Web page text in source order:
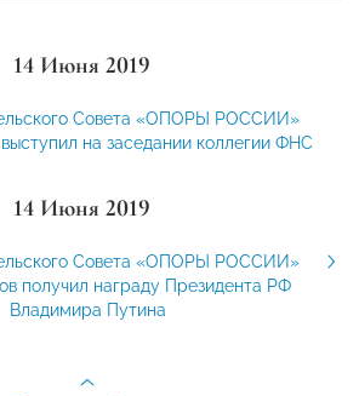
14 Июня 2019
Совета «ОПОРЫ РОССИИ»
на заседании коллегии ФНС
14 Июня 2019
Совета «ОПОРЫ РОССИИ»
получил награду Президента РФ
Владимира Путина